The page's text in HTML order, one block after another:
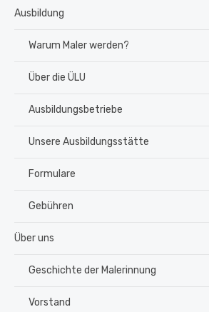
Ausbildung
Warum Maler werden?
Über die ÜLU
Ausbildungsbetriebe
Unsere Ausbildungsstätte
Formulare
Gebühren
Über uns
Geschichte der Malerinnung
Vorstand